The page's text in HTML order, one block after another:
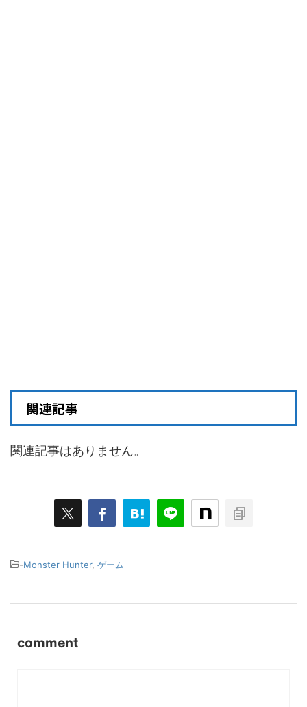
関連記事
関連記事はありません。
-Monster Hunter, ゲーム
comment